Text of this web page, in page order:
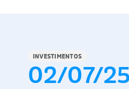
INVESTIMENTOS
02/07/25